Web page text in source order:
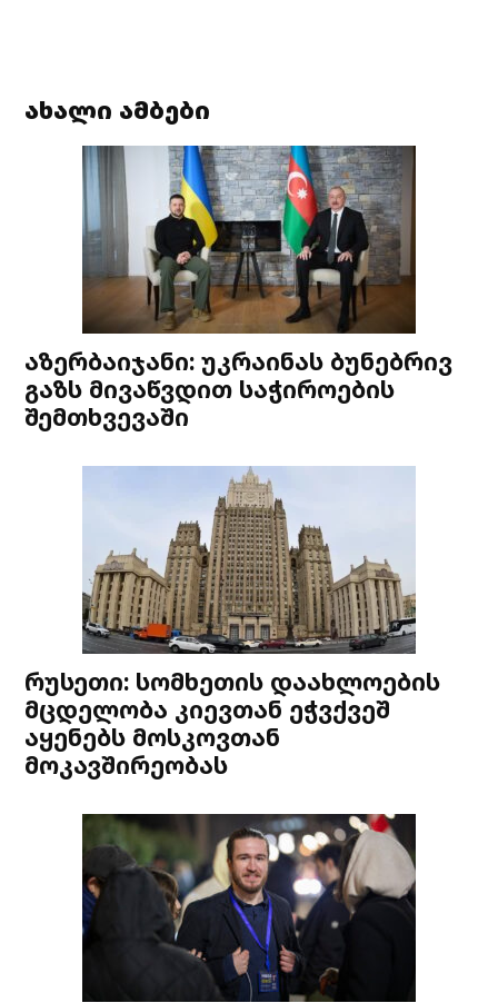
ახალი ამბები
აზერბაიჯანი: უკრაინას ბუნებრივ
გაზს მივაწვდით საჭიროების
შემთხვევაში
რუსეთი: სომხეთის დაახლოების
მცდელობა კიევთან ეჭვქვეშ
აყენებს მოსკოვთან
მოკავშირეობას